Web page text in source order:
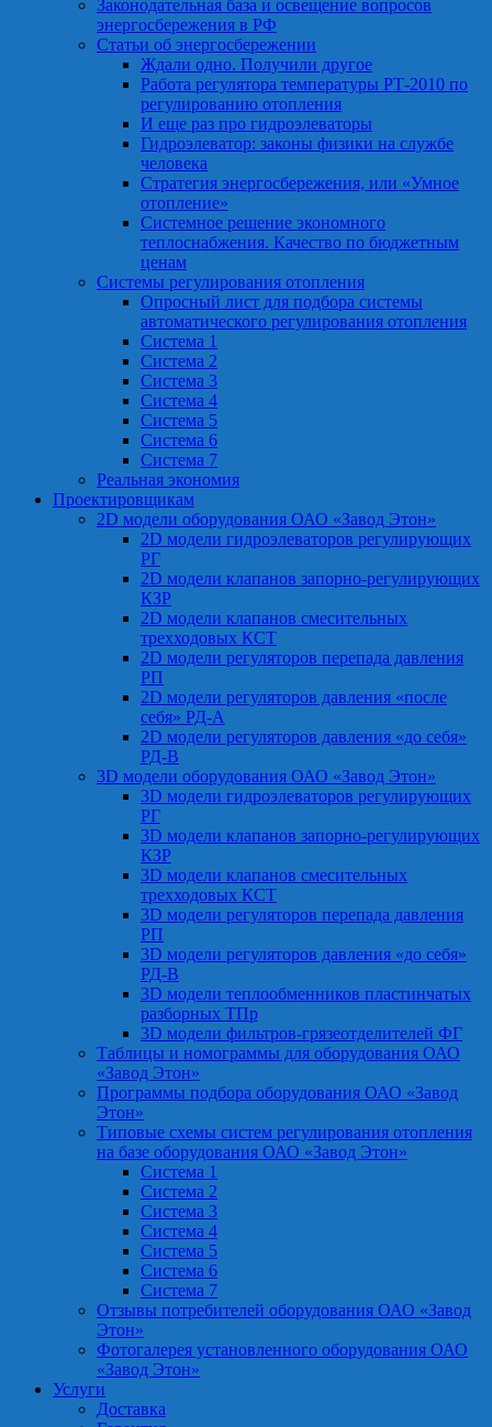
Законодательная база и освещение вопросов
энергосбережения в РФ
Статьи об энергосбережении
Ждали одно. Получили другое
Работа регулятора температуры РТ-2010 по
регулированию отопления
И еще раз про гидроэлеваторы
Гидроэлеватор: законы физики на службе
человека
Стратегия энергосбережения, или «Умное
отопление»
Системное решение экономного
теплоснабжения. Качество по бюджетным
ценам
Системы регулирования отопления
Опросный лист для подбора системы
автоматического регулирования отопления
Система 1
Система 2
Система 3
Система 4
Система 5
Система 6
Система 7
Реальная экономия
Проектировщикам
2D модели оборудования ОАО «Завод Этон»
2D модели гидроэлеваторов регулирующих
РГ
2D модели клапанов запорно-регулирующих
КЗР
2D модели клапанов смесительных
трехходовых КСТ
2D модели регуляторов перепада давления
РП
2D модели регуляторов давления «после
себя» РД-А
2D модели регуляторов давления «до себя»
РД-В
3D модели оборудования ОАО «Завод Этон»
3D модели гидроэлеваторов регулирующих
РГ
3D модели клапанов запорно-регулирующих
КЗР
3D модели клапанов смесительных
трехходовых КСТ
3D модели регуляторов перепада давления
РП
3D модели регуляторов давления «до себя»
РД-В
3D модели теплообменников пластинчатых
разборных ТПр
3D модели фильтров-грязеотделителей ФГ
Таблицы и номограммы для оборудования ОАО
«Завод Этон»
Программы подбора оборудования ОАО «Завод
Этон»
Типовые схемы систем регулирования отопления
на базе оборудования ОАО «Завод Этон»
Система 1
Система 2
Система 3
Система 4
Система 5
Система 6
Система 7
Отзывы потребителей оборудования ОАО «Завод
Этон»
Фотогалерея установленного оборудования ОАО
«Завод Этон»
Услуги
Доставка